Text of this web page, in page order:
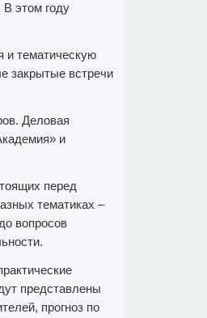
этом году
и тематическую
закрытые встречи
Деловая
и
перед
тематиках –
вопросов
представлены
прогноз по